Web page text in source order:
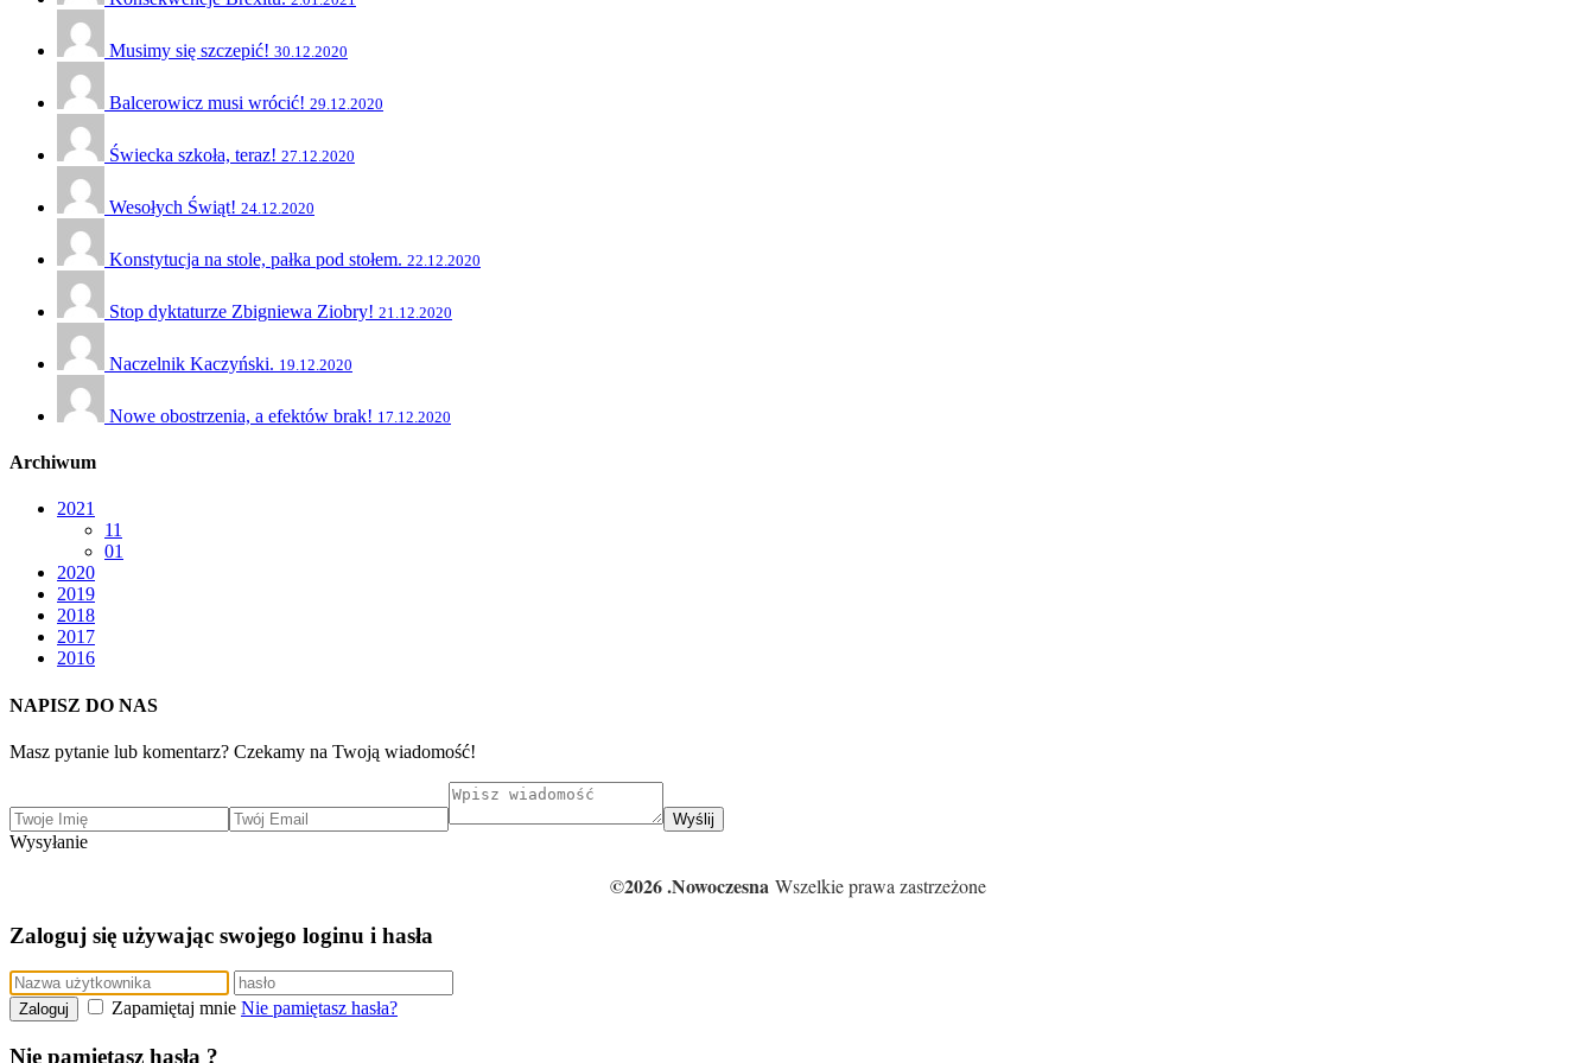
Musimy się szczepić! 30.12.2020
Balcerowicz musi wrócić! 29.12.2020
Świecka szkoła, teraz! 27.12.2020
Wesołych Świąt! 24.12.2020
Konstytucja na stole, pałka pod stołem. 22.12.2020
Stop dyktaturze Zbigniewa Ziobry! 21.12.2020
Naczelnik Kaczyński. 19.12.2020
Nowe obostrzenia, a efektów brak! 17.12.2020
Archiwum
2021
11
01
2020
2019
2018
2017
2016
NAPISZ DO NAS
Masz pytanie lub komentarz? Czekamy na Twoją wiadomość!
Wyślij
Wysyłanie
©2026 .Nowoczesna Wszelkie prawa zastrzeżone
Zaloguj się używając swojego loginu i hasła
Zaloguj Zapamiętaj mnie Nie pamiętasz hasła?
Nie pamiętasz hasła ?